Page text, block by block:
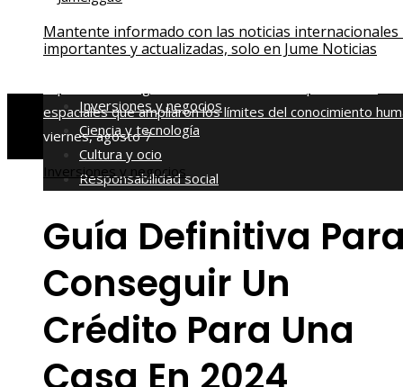
la inversión productiva y reducir la fragmentación
en Bosnia y Herzegovina
La gran depresión de 1929 y su
espaciales que ampliaron los límites del conocimiento
viernes, agosto 7
Mantente informado con las noticias internacionales
importantes y actualizadas, solo en Jume Noticias
Inversiones y negocios
Ciencia y tecnología
Cultura y ocio
Responsabilidad social
Inversiones y negocios
Guía Definitiva
Conseguir Un
Crédito Para Una